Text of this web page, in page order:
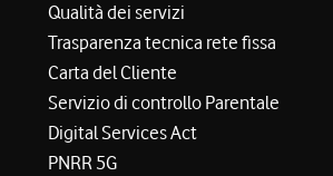
Qualità dei servizi
Trasparenza tecnica rete fissa
Carta del Cliente
Servizio di controllo Parentale
Digital Services Act
PNRR 5G